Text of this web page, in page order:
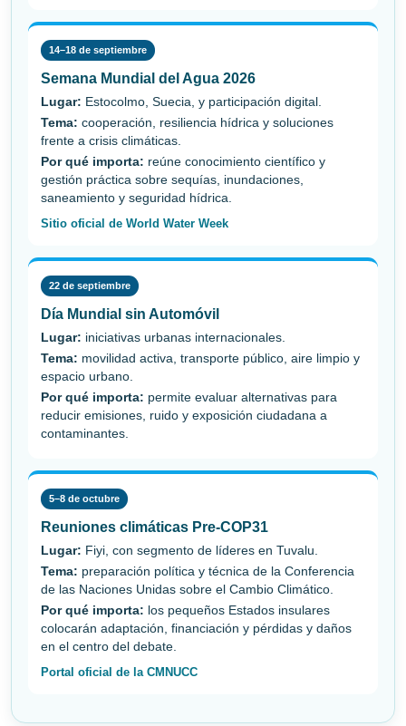
14–18 de septiembre
Semana Mundial del Agua 2026
Lugar: Estocolmo, Suecia, y participación digital.
Tema: cooperación, resiliencia hídrica y soluciones
frente a crisis climáticas.
Por qué importa: reúne conocimiento científico y
gestión práctica sobre sequías, inundaciones,
saneamiento y seguridad hídrica.
Sitio oficial de World Water Week
22 de septiembre
Día Mundial sin Automóvil
Lugar: iniciativas urbanas internacionales.
Tema: movilidad activa, transporte público, aire limpio y
espacio urbano.
Por qué importa: permite evaluar alternativas para
reducir emisiones, ruido y exposición ciudadana a
contaminantes.
5–8 de octubre
Reuniones climáticas Pre-COP31
Lugar: Fiyi, con segmento de líderes en Tuvalu.
Tema: preparación política y técnica de la Conferencia
de las Naciones Unidas sobre el Cambio Climático.
Por qué importa: los pequeños Estados insulares
colocarán adaptación, financiación y pérdidas y daños
en el centro del debate.
Portal oficial de la CMNUCC